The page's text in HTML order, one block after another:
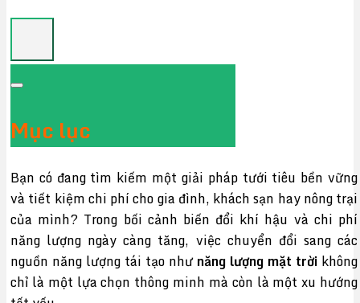
Mục lục
Bạn có đang tìm kiếm một giải pháp tưới tiêu bền vững
và tiết kiệm chi phí cho gia đình, khách sạn hay nông trại
của mình? Trong bối cảnh biến đổi khí hậu và chi phí
năng lượng ngày càng tăng, việc chuyển đổi sang các
nguồn năng lượng tái tạo nhưnăng lượng mặt trời không
chỉ là một lựa chọn thông minh mà còn là một xu hướng